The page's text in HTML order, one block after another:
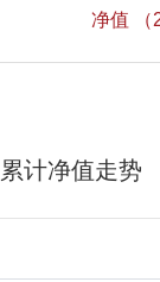
净值 （
累计净值走势